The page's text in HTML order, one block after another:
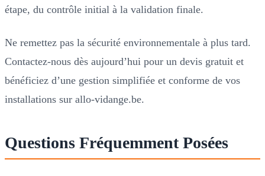
étape, du contrôle initial à la validation finale.
Ne remettez pas la sécurité environnementale à plus tard.
Contactez-nous dès aujourd’hui pour un devis gratuit et
bénéficiez d’une gestion simplifiée et conforme de vos
installations sur allo-vidange.be.
Questions Fréquemment Posées